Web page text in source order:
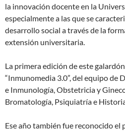
la innovación docente en la
especialmente a las que se
desarrollo social a través de la
extensión universitaria.
La primera edición de este
“Inmunomedia 3.0”, del equipo de
e Inmunología, Obstetricia y
Bromatología, Psiquiatría e
Ese año también fue reconocido el